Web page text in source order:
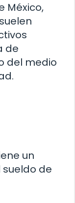
México,
de
del medio
un
de